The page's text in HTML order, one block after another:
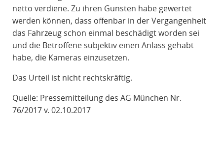
netto verdiene. Zu ihren Gunsten habe gewertet
werden können, dass offenbar in der Vergangenheit
das Fahrzeug schon einmal beschädigt worden sei
und die Betroffene subjektiv einen Anlass gehabt
habe, die Kameras einzusetzen.
Das Urteil ist nicht rechtskräftig.
Quelle: Pressemitteilung des AG München Nr.
76/2017 v. 02.10.2017